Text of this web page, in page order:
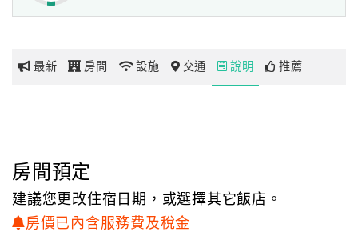
玩
地
圖
顧
最新 房間 設施 交通 說明 推薦
房間預定
建議您更改住宿日期，或選擇其它飯店。
房價已內含服務費及稅金